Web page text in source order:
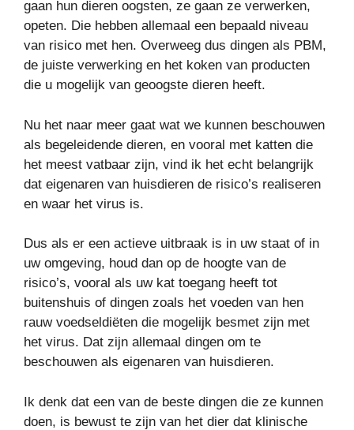
gaan hun dieren oogsten, ze gaan ze verwerken,
opeten. Die hebben allemaal een bepaald niveau
van risico met hen. Overweeg dus dingen als PBM,
de juiste verwerking en het koken van producten
die u mogelijk van geoogste dieren heeft.
Nu het naar meer gaat wat we kunnen beschouwen
als begeleidende dieren, en vooral met katten die
het meest vatbaar zijn, vind ik het echt belangrijk
dat eigenaren van huisdieren de risico’s realiseren
en waar het virus is.
Dus als er een actieve uitbraak is in uw staat of in
uw omgeving, houd dan op de hoogte van de
risico’s, vooral als uw kat toegang heeft tot
buitenshuis of dingen zoals het voeden van hen
rauw voedseldiëten die mogelijk besmet zijn met
het virus. Dat zijn allemaal dingen om te
beschouwen als eigenaren van huisdieren.
Ik denk dat een van de beste dingen die ze kunnen
doen, is bewust te zijn van het dier dat klinische